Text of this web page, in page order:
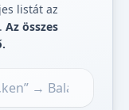
listát az
Az összes